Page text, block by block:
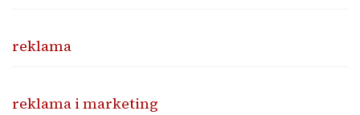
reklama
reklama i marketing